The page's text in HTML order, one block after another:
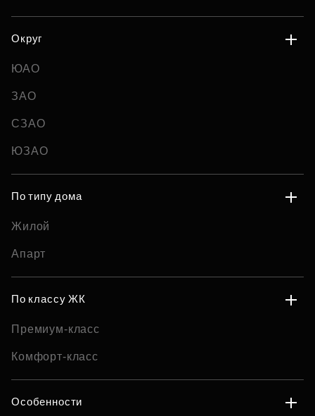
Округ
ЮАО
ЗАО
СЗАО
ЮЗАО
По типу дома
Жилой
Апарт
По классу ЖК
Премиум-класс
Комфорт-класс
Особенности